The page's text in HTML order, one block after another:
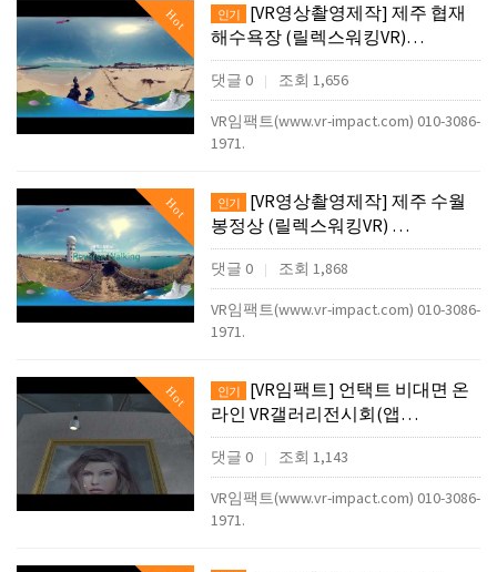
Hot 인기
[VR영상촬영제작] 제주 협재
해수욕장 (릴렉스워킹VR)…
댓글 0 조회 1,656
VR임팩트(www.vr-impact.com) 010-3086-
1971.
Hot 인기
[VR영상촬영제작] 제주 수월
봉정상 (릴렉스워킹VR) …
댓글 0 조회 1,868
VR임팩트(www.vr-impact.com) 010-3086-
1971.
Hot 인기
[VR임팩트] 언택트 비대면 온
라인 VR갤러리전시회(앱…
댓글 0 조회 1,143
VR임팩트(www.vr-impact.com) 010-3086-
1971.